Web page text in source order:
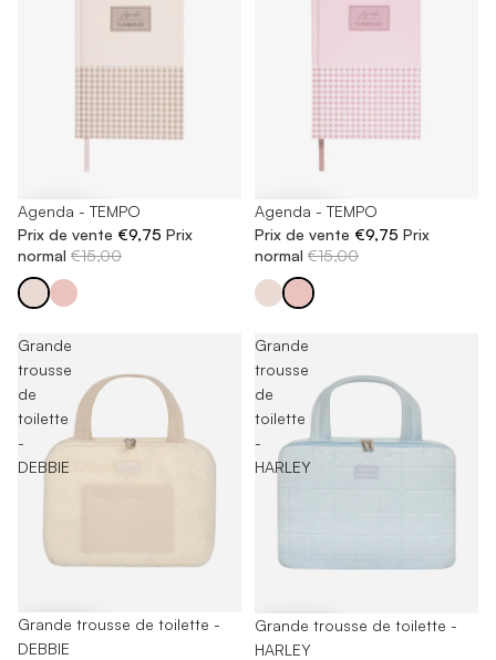
-35%
Agenda - TEMPO
Prix de vente €9,75 Prix
normal €15,00
-35%
Agenda - TEMPO
Prix de vente €9,75 Prix
normal €15,00
Grande
trousse
de
toilette
-
DEBBIE
-65%
Grande trousse de toilette -
DEBBIE
Grande
trousse
de
toilette
-
HARLEY
-65%
Grande trousse de toilette -
HARLEY